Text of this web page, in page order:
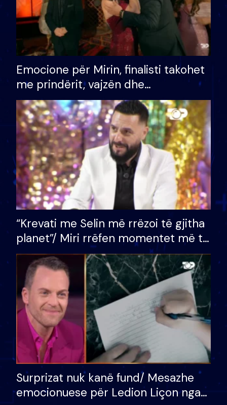
Emocione për Mirin, finalisti takohet
me prindërit, vajzën dhe
bashkëshorten: S’kemi ndonjë letër
divorci apo jo?
“Krevati me Selin më rrëzoi të gjitha
planet”/ Miri rrëfen momentet më të
bukura në shtëpinë e BB VIP: Do më
mungojë zilja e mëngjesit kur…
Surprizat nuk kanë fund/ Mesazhe
emocionuese për Ledion Liçon nga